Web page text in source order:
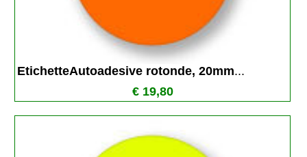
EtichetteAutoadesive rotonde, 20mm...
€ 19,80